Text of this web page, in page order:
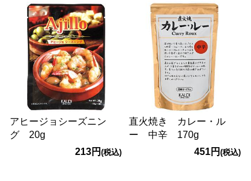
アヒージョシーズニン
グ 20g
213円(税込)
直火焼き カレー・ル
ー 中辛 170g
451円 (税込)